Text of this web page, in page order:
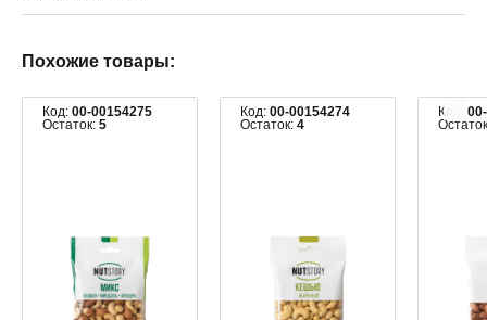
Похожие товары:
Код: 00-00154275
Остаток: 5
Код: 00-00154274
Остаток: 4
Код: